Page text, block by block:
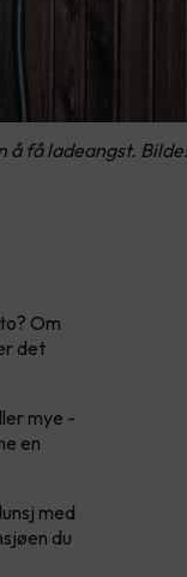
få ladeangst.
Om
det
mye -
en
med
du